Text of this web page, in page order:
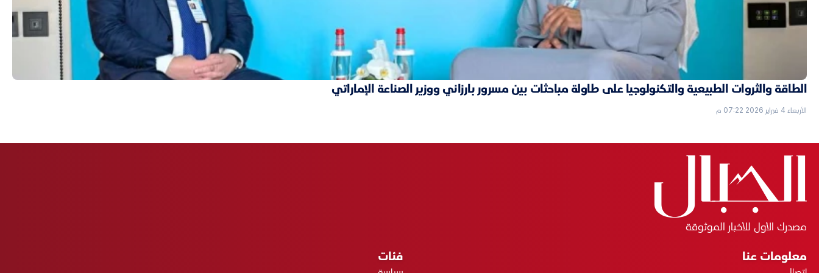
الطاقة والثروات الطبيعية والتكنولوجيا على طاولة مباحثات بين مسرور بارزاني ووزير الصناعة الإماراتي
الأربعاء 4 فبراير 2026 07:22 م
مصدرك الأول للأخبار الموثوقة
معلومات عنا فئات